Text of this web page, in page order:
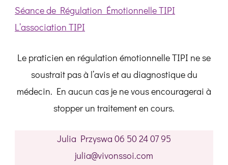
Séance de Régulation Émotionnelle TIPI
L’association TIPI
Le praticien en régulation émotionnelle TIPI ne se
soustrait pas à l’avis et au diagnostique du
médecin. En aucun cas je ne vous encouragerai à
stopper un traitement en cours.
Julia Przyswa 06 50 24 07 95
julia@vivonssoi.com